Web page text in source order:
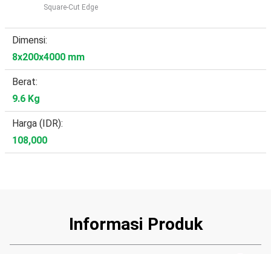
Square-Cut Edge
Dimensi:
8x200x4000 mm
Berat:
9.6 Kg
Harga (IDR):
108,000
Informasi Produk